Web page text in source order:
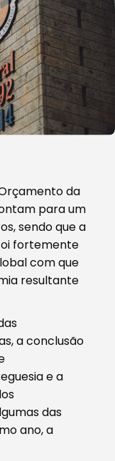
da
para um
sendo que a
fortemente
com que
resultante
a conclusão
e a
das
ano, a